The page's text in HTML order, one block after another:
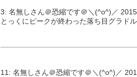
3: 名無しさん＠恐縮です＠＼(^o^)／
とっくにピークが終わった落ち目グラドル
11: 名無しさん＠恐縮です＠＼(^o^)／